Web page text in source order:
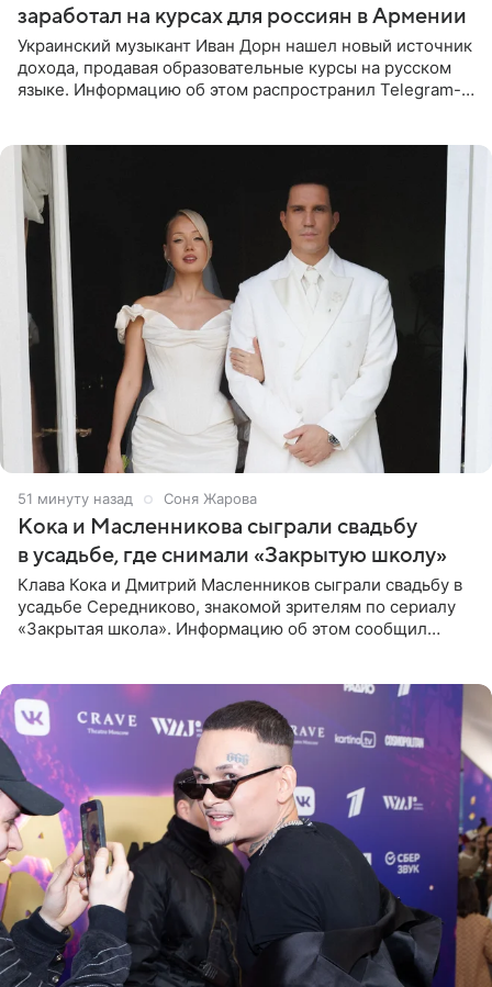
заработал на курсах для россиян в Армении
Украинский музыкант Иван Дорн нашел новый источник
дохода, продавая образовательные курсы на русском
языке. Информацию об этом распространил Telegram-
51 минуту назад Соня Жарова
Кока и Масленникова сыграли свадьбу
в усадьбе, где снимали «Закрытую школу»
Клава Кока и Дмитрий Масленников сыграли свадьбу в
усадьбе Середниково, знакомой зрителям по сериалу
«Закрытая школа». Информацию об этом сообщил